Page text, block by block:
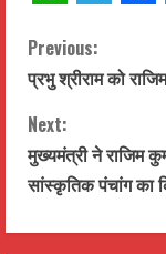
C
o
n
t
i
Previous:
प्रभु श्रीराम को
Next:
मुख्यमंत्री ने राजिम
सांस्कृतिक पंचांग का